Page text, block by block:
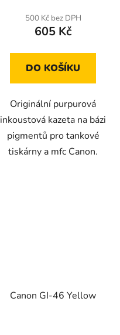
500 Kč bez DPH
605 Kč
DO KOŠÍKU
Originální purpurová
inkoustová kazeta na bázi
pigmentů pro tankové
tiskárny a mfc Canon.
Canon GI-46 Yellow